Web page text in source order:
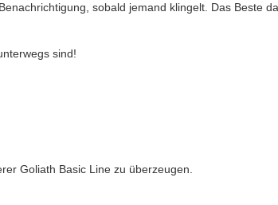
sobald jemand klingelt. Das Beste
sind!
Goliath Basic Line zu überzeugen.